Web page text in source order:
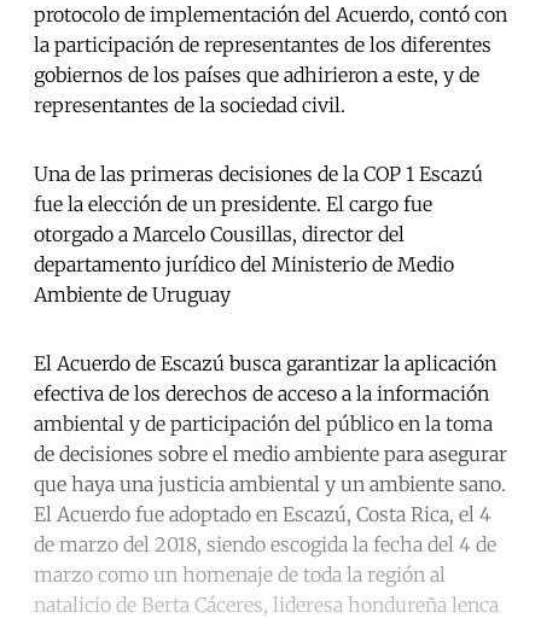
protocolo de implementación del Acuerdo, contó con
la participación de representantes de los diferentes
gobiernos de los países que adhirieron a este, y de
representantes de la sociedad civil.
Una de las primeras decisiones de la COP 1 Escazú
fue la elección de un presidente. El cargo fue
otorgado a Marcelo Cousillas, director del
departamento jurídico del Ministerio de Medio
Ambiente de Uruguay
El Acuerdo de Escazú busca garantizar la aplicación
efectiva de los derechos de acceso a la información
ambiental y de participación del público en la toma
de decisiones sobre el medio ambiente para asegurar
que haya una justicia ambiental y un ambiente sano.
El Acuerdo fue adoptado en Escazú, Costa Rica, el 4
de marzo del 2018, siendo escogida la fecha del 4 de
marzo como un homenaje de toda la región al
natalicio de Berta Cáceres, lideresa hondureña lenca